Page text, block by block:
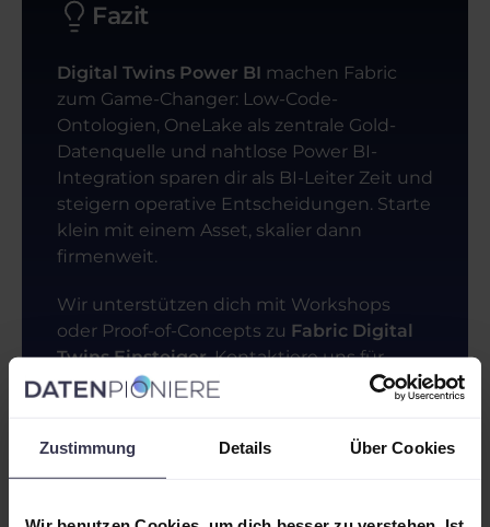
Zustimmung Details Über Cookies
Fazit
Digital Twins Power BI machen Fabric
zum Game-Changer: Low-Code-
Ontologien, OneLake als zentrale Gold-
Datenquelle und nahtlose Power BI-
Integration sparen dir als BI-Leiter Zeit und
steigern operative Entscheidungen. Starte
klein mit einem Asset, skalier dann
firmenweit.
Wir unterstützen dich mit Workshops
oder Proof-of-Concepts zu Fabric Digital
Twins Einsteiger. Kontaktiere uns für
deinen ersten Schritt.
So können wir Dich
unterstützen